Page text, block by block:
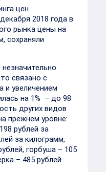
цен
2018 года в
рынка цены на
сохраняли
связано с
и увеличением
на 1% – до 98
других видов
прежнем уровне:
рублей за
за килограмм,
горбуша – 105
– 485 рублей.